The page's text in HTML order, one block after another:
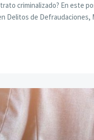
criminalizado? En este
Delitos de Defraudaciones,